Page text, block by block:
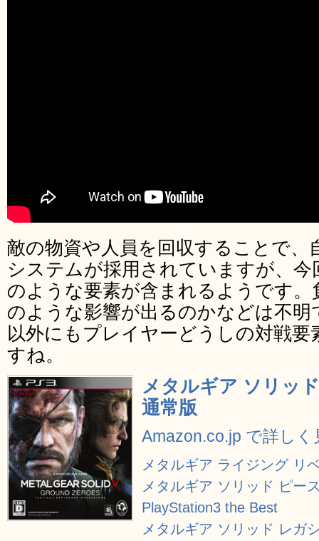
敵の物資や人員を回収することで、
システムが採用されていますが、今
のような要素が含まれるようです
のような影響が出るのかなどは不
以外にもプレイヤーどうしの対戦
すね。
メタルギア ソリッ
通常版
Amazon.co.jp で詳しく
メタルギア ライジング リ
メタルギア ソリッド ピー
PlayStation3 the Best
メタルギア ソリッド レガ